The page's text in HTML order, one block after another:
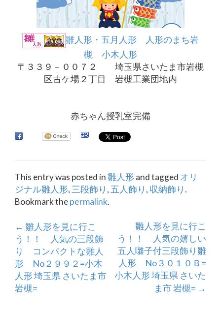
雛人形・五月人形 人形のまち岩
槻 小木人形
〒３３９－００７２ 埼玉県さいたま市岩槻
区古ケ場２丁目 岩槻工業団地内
赤ちゃん授乳室完備
This entry was posted in雛人形 and tagged オリ
ジナル雛人形, 三段飾り , 五人飾り , 収納飾り.
Bookmark thepermalink.
Post
navigation
← 雛人形を見に行こ
う！！ 人気の三段飾
り コンパクトな雛人
形 No２９９２=小木
人形 埼玉県 さいたま市
岩槻=
雛人形を見に行こ
う！！ 人気の嬉しい
五人囃子付三段飾り雛
人形 No３０１０Ｂ=
小木人形 埼玉県 さいた
ま市 岩槻= →